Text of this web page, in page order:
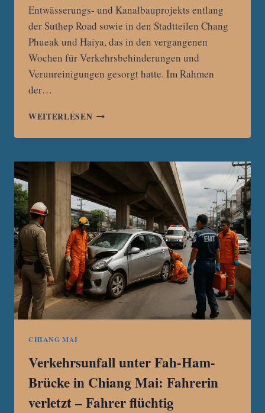
Entwässerungs- und Kanalbauprojekts entlang
der Suthep Road sowie in den Stadtteilen Chang
Phueak und Haiya, das in den vergangenen
Wochen für Verkehrsbehinderungen und
Verunreinigungen gesorgt hatte. Im Rahmen
der…
WEITERLESEN„BIG
DAY“
CHIANG
MAI:
STADT
BESEITIGT
STAUB
UND
SCHLAMM
NACH
KANALBAUPROJEKT
CHIANG MAI
Verkehrsunfall unter Fah-Ham-
Brücke in Chiang Mai: Fahrerin
verletzt – Fahrer flüchtig